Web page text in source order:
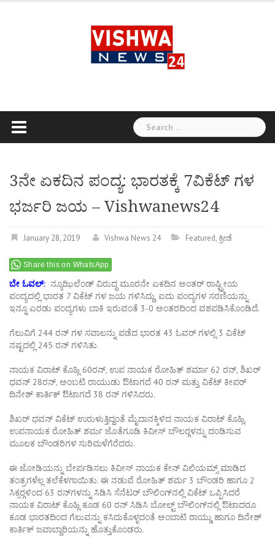
Search
for:
3ನೇ ಏಕದಿನ ಪಂದ್ಯ: ಭಾರತಕ್ಕೆ 7ವಿಕೆಟ್ ಗಳ
ಭರ್ಜರಿ ಜಯ – Vishwanews24
January 28, 2019 Vishwa News 24 Featured,ಕ್ರೀಡೆ
Share this on WhatsApp
ಬೇ ಓವಲ್‌: ನ್ಯೂಝಿಲೆಂಡ್ ವಿರುದ್ಧ ಮೂರನೇ ಏಕದಿನ ಅಂತರ್ ರಾಷ್ಟ್ರೀಯ
ಪಂದ್ಯದಲ್ಲಿ ಭಾರತ 7 ವಿಕೆಟ್ ಗಳ ಜಯ ಗಳಿಸಿದ್ದು, ಐದು ಪಂದ್ಯಗಳ ಸರಣಿಯನ್ನು
ಇನ್ನೂ ಎರಡು ಪಂದ್ಯಗಳು ಬಾಕಿ ಇರುವಂತೆ 3-0 ಅಂತರದಿಂದ ವಶಪಡಿಸಿಕೊಂಡಿದೆ.
ಗೆಲುವಿಗೆ 244 ರನ್ ಗಳ ಸವಾಲನ್ನು ಪಡೆದ ಭಾರತ 43 ಓವರ್ ಗಳಲ್ಲಿ 3 ವಿಕೆಟ್
ನಷ್ಟದಲ್ಲಿ 245 ರನ್ ಗಳಿಸಿತು.
ನಾಯಕ ವಿರಾಟ್ ಕೊಹ್ಲಿ 60ರನ್, ಉಪ ನಾಯಕ ರೋಹಿತ್ ಶರ್ಮಾ 62 ರನ್, ಶಿಖರ್
ಧವನ್ 28ರನ್, ಅಂಬಟಿ ರಾಯುಡು ಔಟಾಗದೆ 40 ರನ್ ಮತ್ತು ವಿಕೆಟ್ ಕೀಪರ್
ದಿನೇಶ್ ಕಾರ್ತಿಕ್ ಔಟಾಗದೆ 38 ರನ್ ಗಳಿಸಿದರು.
ಶಿಖರ್ ಧವನ್ ವಿಕೆಟ್ ಉರುಳುತ್ತಿದ್ದಂತೆ ಮೈದಾನಕ್ಕಿಳಿದ ನಾಯಕ ವಿರಾಟ್ ಕೊಹ್ಲಿ,
ಉಪನಾಯಕ ರೋಹಿತ್ ಶರ್ಮ ಜೊತೆಗೂಡಿ ಕಿವೀಸ್ ಬೌಲರ್‍ಗಳನ್ನು ದಂಡಿಸುವ
ಮೂಲಕ ಬೌಂಡರಿಗಳ ಸುರಿಮಳೆಗೆರೆದರು.
ಈ ಜೋಡಿಯನ್ನು ಬೇರ್ಪಡಿಸಲು ಕಿವೀಸ್ ನಾಯಕ ಕೇನ್ ವಿಲಿಯಮ್ಸ್ ಮಾಡಿದ
ತಂತ್ರಗಳೆಲ್ಲ ತಲೆಕೆಳಗಾಯಿತು. ಈ ನಡುವೆ ರೋಹಿತ್ ಶರ್ಮ 3 ಬೌಂಡರಿ ಹಾಗೂ 2
ಸಿಕ್ಸರ್‍ಗಳಿಂದ 63 ರನ್‍ಗಳನ್ನು ಸಿಡಿಸಿ ಸೆನೆಟರ್ ಬೌಲಿಂಗ್‍ನಲ್ಲಿ ವಿಕೆಟ್ ಒಪ್ಪಿಸಿದರೆ
ನಾಯಕ ವಿರಾಟ್ ಕೊಹ್ಲಿ ಕೂಡ 60 ರನ್ ಸಿಡಿಸಿ ಬೋಲ್ಟ್ ಬೌಲಿಂಗ್‍ನಲ್ಲಿ ಔಟಾದರೂ
ಕೂಡ ಭಾರತದಿಂದ ಗೆಲುವನ್ನು ಕಸಿದುಕೊಳ್ಳದಂತೆ ಅಂಬಾಟಿ ರಾಯ್ಡು ಹಾಗೂ ದಿನೇಶ್
ಕಾರ್ತಿಕ್ ಜವಾಬ್ದಾರಿಯನ್ನು ಹೊತ್ತುಕೊಂಡರು.